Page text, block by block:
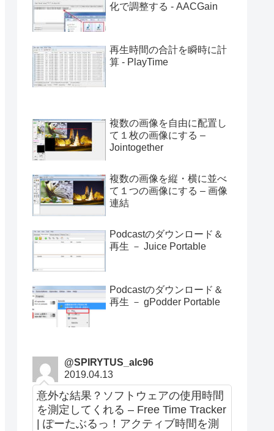
化で調整する - AACGain
再生時間の合計を瞬時に計
算 - PlayTime
複数の画像を自由に配置し
て１枚の画像にする –
Jointogether
複数の画像を縦・横に並べ
て１つの画像にする – 画像
連結
Podcastのダウンロード＆
再生 － Juice Portable
Podcastのダウンロード＆
再生 － gPodder Portable
@SPIRYTUS_alc96
2019.04.13
意外な結果？ソフトウェアの使用時間
を測定してくれる – Free Time Tracker
| ぽーたぶるっ！アクティブ時間を測